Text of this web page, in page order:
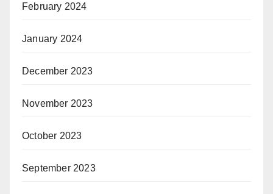
February 2024
January 2024
December 2023
November 2023
October 2023
September 2023